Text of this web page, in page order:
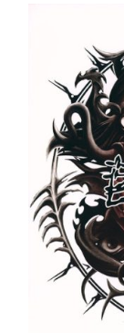
BARF‎ _
Ajouter au